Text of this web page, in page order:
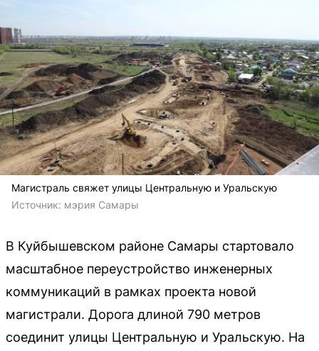
Магистраль свяжет улицы Центральную и Уральскую
Источник: мэрия Самары
В Куйбышевском районе Самары стартовало
масштабное переустройство инженерных
коммуникаций в рамках проекта новой
магистрали. Дорога длиной 790 метров
соединит улицы Центральную и Уральскую. На